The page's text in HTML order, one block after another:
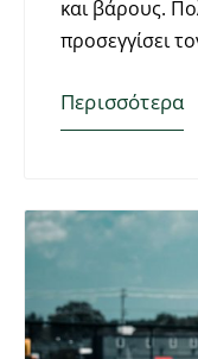
και βάρους.
προσεγγίσει
Περισσότερα